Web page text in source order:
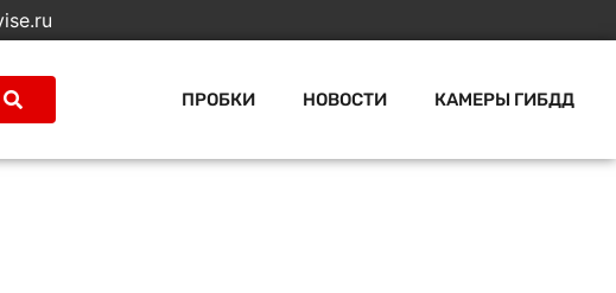
ПРОБКИ НОВОСТИ КАМЕРЫ ГИБДД